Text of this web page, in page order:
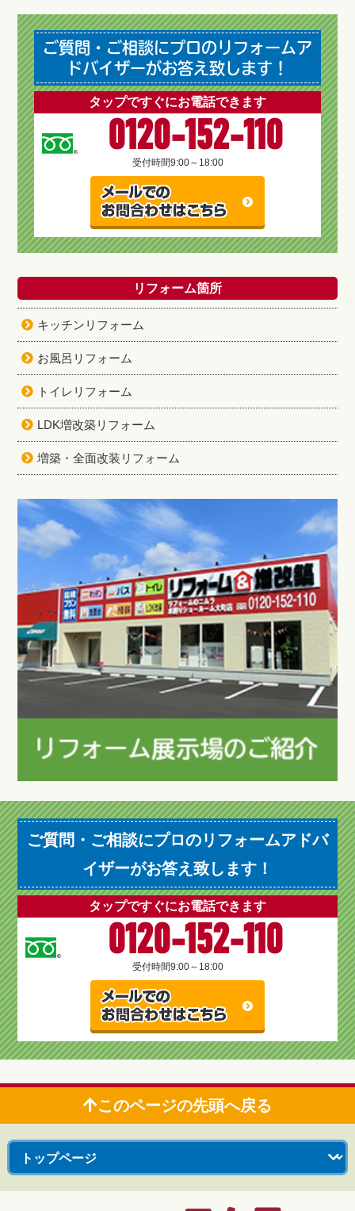
ご質問・ご相談にプロのリフォームア
ドバイザーがお答え致します！
タップですぐにお電話できます
0120-152-110
受付時間9:00～18:00
リフォーム箇所
キッチンリフォーム
お風呂リフォーム
トイレリフォーム
LDK増改築リフォーム
増築・全面改装リフォーム
ご質問・ご相談にプロのリフォームアドバ
イザーがお答え致します！
タップですぐにお電話できます
0120-152-110
受付時間9:00～18:00
このページの先頭へ戻る